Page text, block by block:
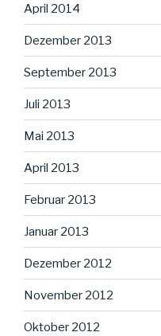
April 2014
Dezember 2013
September 2013
Juli 2013
Mai 2013
April 2013
Februar 2013
Januar 2013
Dezember 2012
November 2012
Oktober 2012